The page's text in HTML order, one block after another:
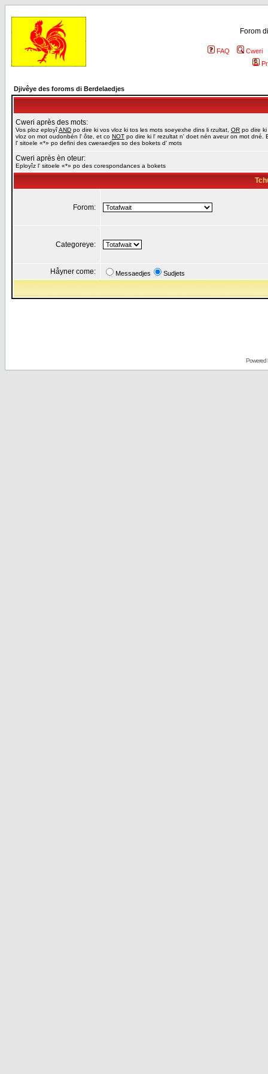
Forom
FAQ
Cweri
Djivêye des foroms di Berdelaedjes
Cweri après des mots:
Vos ploz eployîAND po dire ki vos vloz ki tos les mots soeyexhe dins li rzultat, OR po dire ki
vloz on mot oudonbén l' ôte, et co NOT po dire ki l' rezultat n' doet nén aveur on mot dné.
l' sitoele «*» po defini des cweraedjes so des bokets d' mots
Cweri après èn oteur:
Eployîz l' sitoele «*» po des corespondances a bokets
Forom:
Categoreye:
Håyner come: Messaedjes Sudjets
Powered